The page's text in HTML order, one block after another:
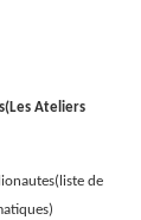
Ateliers
de